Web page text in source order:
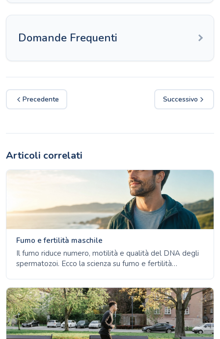
Domande Frequenti
Precedente Successivo
Articoli correlati
Fumo e fertilità maschile
Il fumo riduce numero, motilità e qualità del DNA degli
spermatozoi. Ecco la scienza su fumo e fertilità